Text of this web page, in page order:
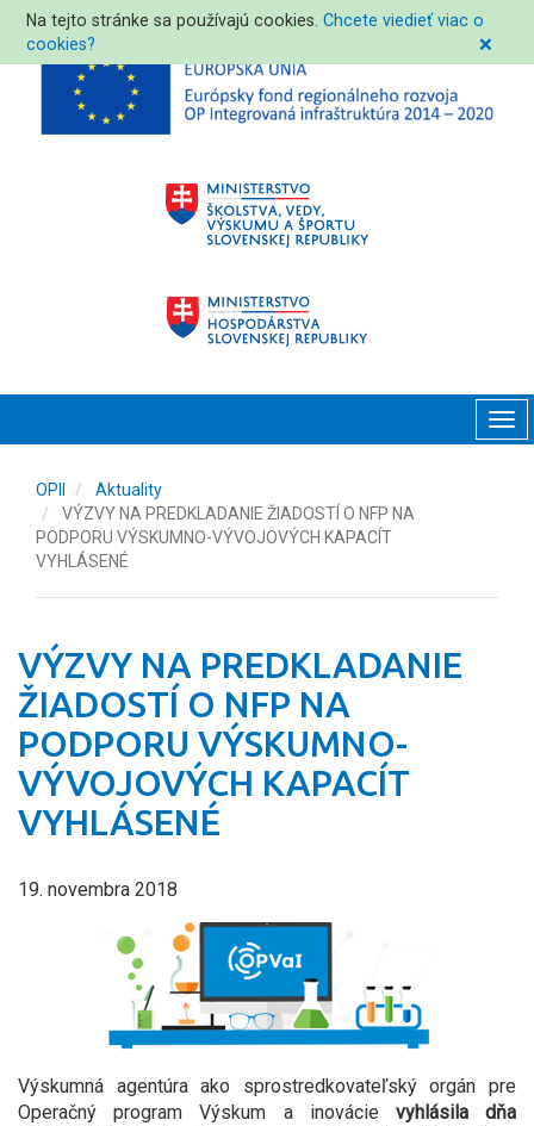
Na tejto stránke sa používajú cookies.Chcete viedieť viac o
cookies?
❌
OPII
Aktuality
VÝZVY NA PREDKLADANIE ŽIADOSTÍ O NFP NA
PODPORU VÝSKUMNO-VÝVOJOVÝCH KAPACÍT
VYHLÁSENÉ
VÝZVY NA PREDKLADANIE
ŽIADOSTÍ O NFP NA
PODPORU VÝSKUMNO-
VÝVOJOVÝCH KAPACÍT
VYHLÁSENÉ
19. novembra 2018
Výskumná agentúra ako sprostredkovateľský orgán pre
Operačný program Výskum a inovácie vyhlásila dňa